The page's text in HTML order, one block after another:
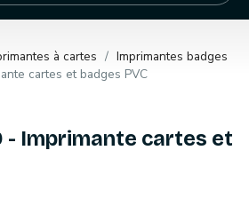
à cartes
Imprimantes badges
cartes et badges PVC
- Imprimante cartes et